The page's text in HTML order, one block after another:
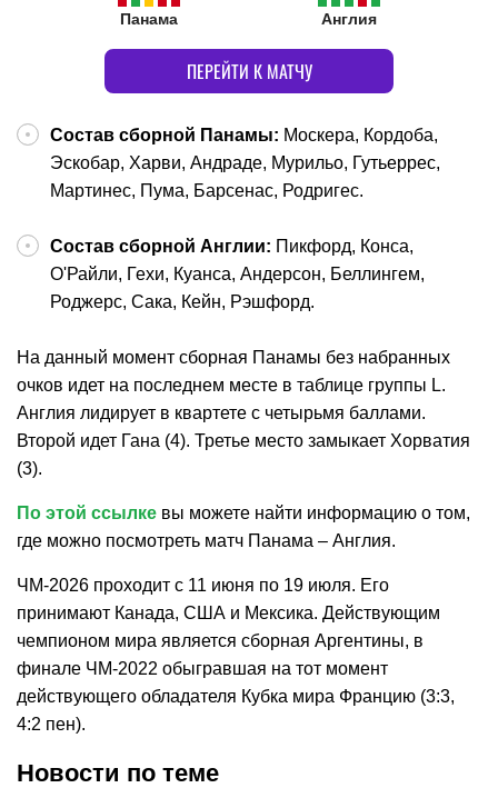
Панама Англия
ПЕРЕЙТИ К МАТЧУ
Состав сборной Панамы: Москера, Кордоба,
Эскобар, Харви, Андраде, Мурильо, Гутьеррес,
Мартинес, Пума, Барсенас, Родригес.
Состав сборной Англии: Пикфорд, Конса,
О'Райли, Гехи, Куанса, Андерсон, Беллингем,
Роджерс, Сака, Кейн, Рэшфорд.
На данный момент сборная Панамы без набранных
очков идет на последнем месте в таблице группы L.
Англия лидирует в квартете с четырьмя баллами.
Второй идет Гана (4). Третье место замыкает Хорватия
(3).
По этой ссылке вы можете найти информацию о том,
где можно посмотреть матч Панама – Англия.
ЧМ-2026 проходит с 11 июня по 19 июля. Его
принимают Канада, США и Мексика. Действующим
чемпионом мира является сборная Аргентины, в
финале ЧМ-2022 обыгравшая на тот момент
действующего обладателя Кубка мира Францию (3:3,
4:2 пен).
Новости по теме